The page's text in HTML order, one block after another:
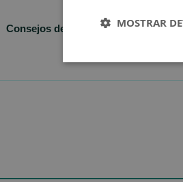
Consejos de Compra Producto
MOSTRAR